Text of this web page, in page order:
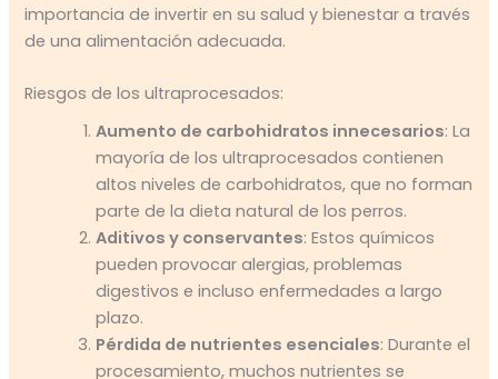
importancia de invertir en su salud y bienestar a través
de una alimentación adecuada.
Riesgos de los ultraprocesados:
Aumento de carbohidratos innecesarios: La
mayoría de los ultraprocesados contienen
altos niveles de carbohidratos, que no forman
parte de la dieta natural de los perros.
Aditivos y conservantes: Estos químicos
pueden provocar alergias, problemas
digestivos e incluso enfermedades a largo
plazo.
Pérdida de nutrientes esenciales: Durante el
procesamiento, muchos nutrientes se